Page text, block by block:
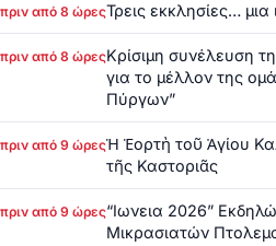
πριν από 8 ώρεςΤρεις εκκλησίες…
πριν από 8 ώρεςΚρίσιμη συνέλευση
για το μέλλον της
Πύργων”
πριν από 9 ώρεςἩ Ἑορτὴ τοῦ Ἁγίου
τῆς Καστοριᾶς
πριν από 9 ώρες“Ιωνεια 2026”
Μικρασιατών